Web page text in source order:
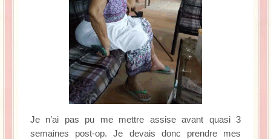
Je n’ai pas pu me mettre assise avant quasi 3
semaines post-op. Je devais donc prendre mes